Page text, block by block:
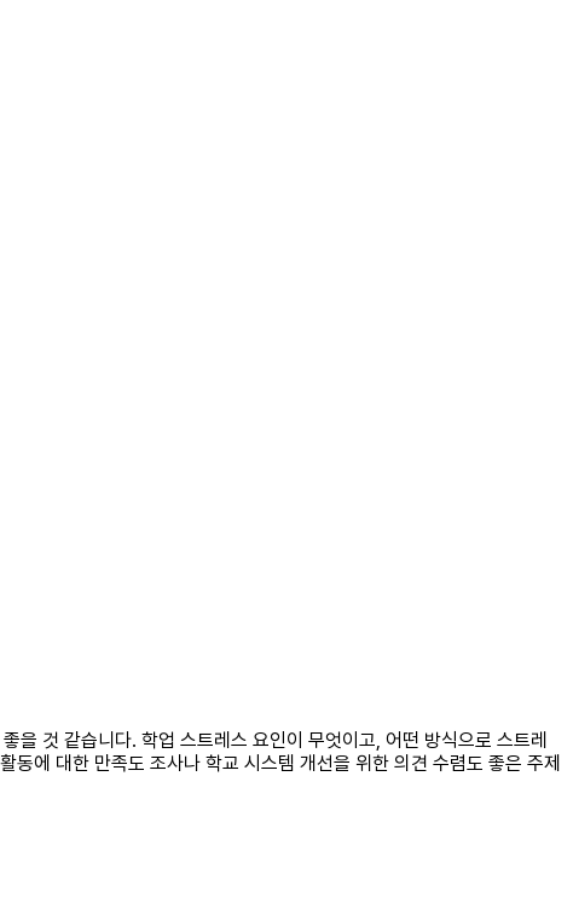
을 것 같습니다. 학업 스트레스 요인이 무엇이고, 어떤 방식으로 스트레
에 대한 만족도 조사나 학교 시스템 개선을 위한 의견 수렴도 좋은 주제